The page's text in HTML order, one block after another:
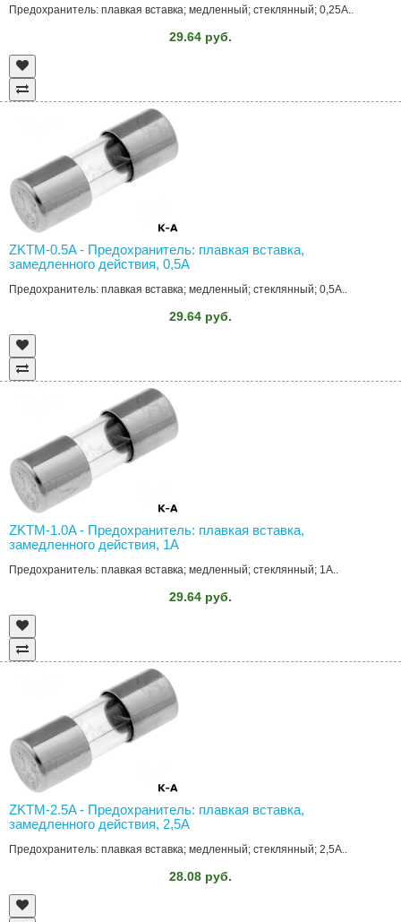
Предохранитель: плавкая вставка; медленный; стеклянный; 0,25А..
29.64 руб.
ZKTM-0.5A - Предохранитель: плавкая вставка,
замедленного действия, 0,5А
Предохранитель: плавкая вставка; медленный; стеклянный; 0,5А..
29.64 руб.
ZKTM-1.0A - Предохранитель: плавкая вставка,
замедленного действия, 1А
Предохранитель: плавкая вставка; медленный; стеклянный; 1А..
29.64 руб.
ZKTM-2.5A - Предохранитель: плавкая вставка,
замедленного действия, 2,5А
Предохранитель: плавкая вставка; медленный; стеклянный; 2,5А..
28.08 руб.